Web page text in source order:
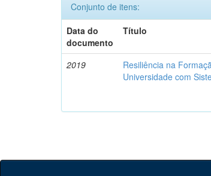
Conjunto de itens:
Data do
documento
Título
2019
Resiliência na
Universidade com